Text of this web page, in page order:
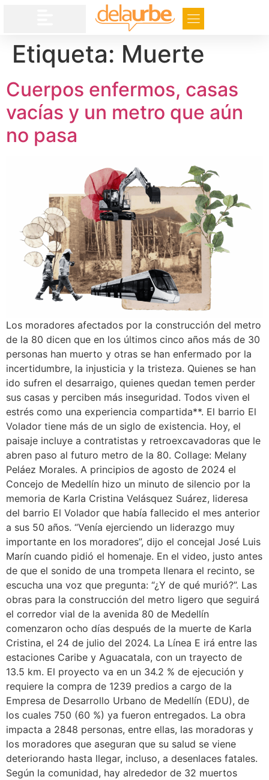
Etiqueta: Muerte
Cuerpos enfermos, casas
vacías y un metro que aún
no pasa
Los moradores afectados por la construcción del metro
de la 80 dicen que en los últimos cinco años más de 30
personas han muerto y otras se han enfermado por la
incertidumbre, la injusticia y la tristeza. Quienes se han
ido sufren el desarraigo, quienes quedan temen perder
sus casas y perciben más inseguridad. Todos viven el
estrés como una experiencia compartida**. El barrio El
Volador tiene más de un siglo de existencia. Hoy, el
paisaje incluye a contratistas y retroexcavadoras que le
abren paso al futuro metro de la 80. Collage: Melany
Peláez Morales. A principios de agosto de 2024 el
Concejo de Medellín hizo un minuto de silencio por la
memoria de Karla Cristina Velásquez Suárez, lideresa
del barrio El Volador que había fallecido el mes anterior
a sus 50 años. “Venía ejerciendo un liderazgo muy
importante en los moradores”, dijo el concejal José Luis
Marín cuando pidió el homenaje. En el video, justo antes
de que el sonido de una trompeta llenara el recinto, se
escucha una voz que pregunta: “¿Y de qué murió?”. Las
obras para la construcción del metro ligero que seguirá
el corredor vial de la avenida 80 de Medellín
comenzaron ocho días después de la muerte de Karla
Cristina, el 24 de julio del 2024. La Línea E irá entre las
estaciones Caribe y Aguacatala, con un trayecto de
13.5 km. El proyecto va en un 34.2 % de ejecución y
requiere la compra de 1239 predios a cargo de la
Empresa de Desarrollo Urbano de Medellín (EDU), de
los cuales 750 (60 %) ya fueron entregados. La obra
impacta a 2848 personas, entre ellas, las moradoras y
los moradores que aseguran que su salud se viene
deteriorando hasta llegar, incluso, a desenlaces fatales.
Según la comunidad, hay alrededor de 32 muertos